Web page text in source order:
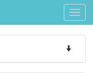
Toggle
Toggle